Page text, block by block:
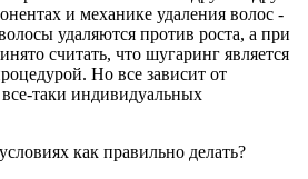
и механике удаления волос -
удаляются против роста, а при
считать, что шугаринг является
Но все зависит от
таки индивидуальных
как правильно делать?